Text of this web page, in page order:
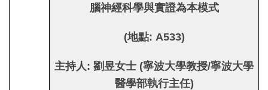
腦神經科學與實證為本模式
(地點: A533)
主持人 : 劉昱女士 (寧波大學教授/寧波大學
醫學部執行主任)